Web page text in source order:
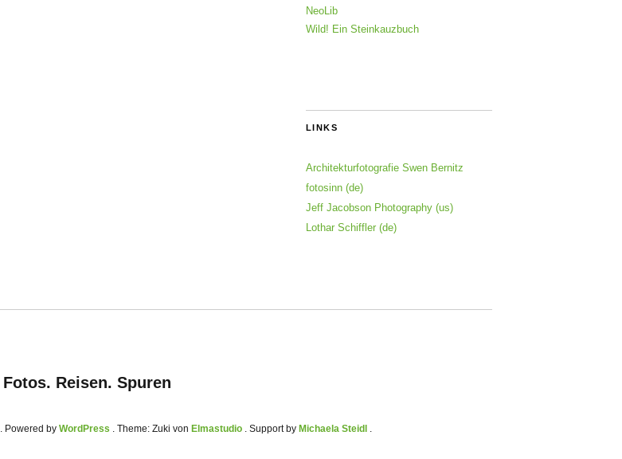
NeoLib
Wild! Ein Steinkauzbuch
LINKS
Architekturfotografie Swen Bernitz
fotosinn (de)
Jeff Jacobson Photography (us)
Lothar Schiffler (de)
Fotos. Reisen. Spuren
Powered by WordPress Theme: Zuki von Elmastudio . Support by Michaela Steidl